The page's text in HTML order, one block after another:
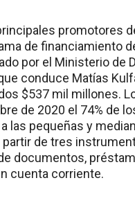
promotores
de financiamiento
por el Ministerio de
conduce Matías
$537 mil millones.
de 2020 el 74% de
las pequeñas y
partir de tres
documentos,
cuenta corriente.